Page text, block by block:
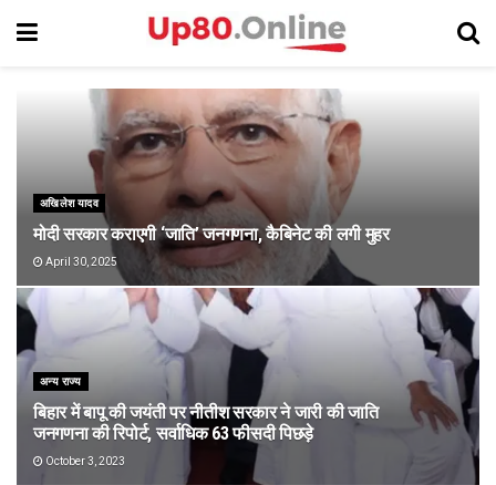
अखिलेश यादव
मोदी सरकार कराएगी ‘जाति’ जनगणना, कैबिनेट की लगी मुहर
April 30, 2025
अन्य राज्य
बिहार में बापू की जयंती पर नीतीश सरकार ने जारी की जाति
जनगणना की रिपोर्ट, सर्वाधिक 63 फीसदी पिछड़े
October 3, 2023